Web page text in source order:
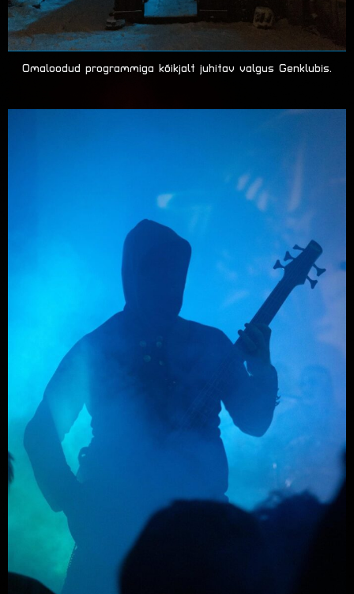
Omaloodud programmiga kõikjalt juhitav valgus Genklubis.